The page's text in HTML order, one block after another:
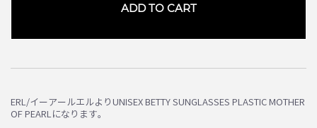
ADD TO CART
ERL/イーアールエルよりUNISEX BETTY SUNGLASSES PLASTIC MOTHER
OF PEARLになります。